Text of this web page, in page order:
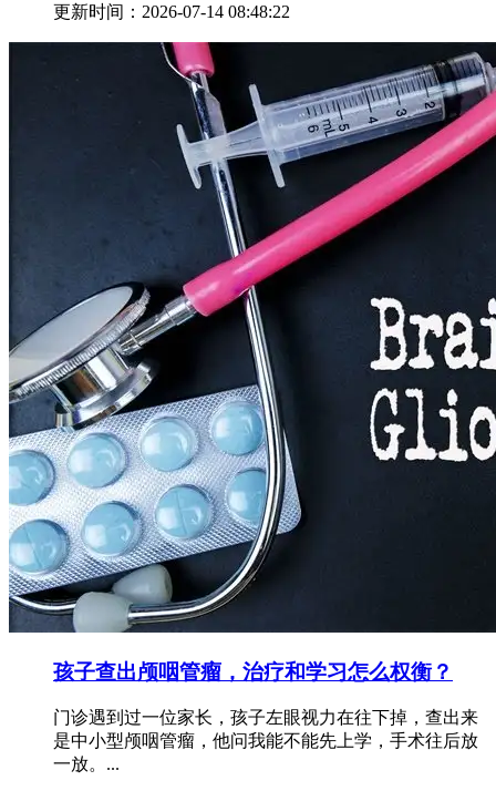
更新时间：2026-07-14 08:48:22
孩子查出颅咽管瘤，治疗和学习怎么权衡？
门诊遇到过一位家长，孩子左眼视力在往下掉，查出来
是中小型颅咽管瘤，他问我能不能先上学，手术往后放
一放。...